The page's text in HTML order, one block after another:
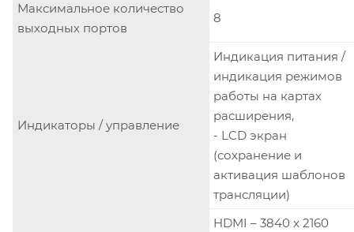
Максимальное количество
выходных портов
8
Индикаторы / управление
Индикация питания /
индикация режимов
работы на картах
расширения,
- LCD экран
(сохранение и
активация шаблонов
трансляции)
HDMI – 3840 x 2160